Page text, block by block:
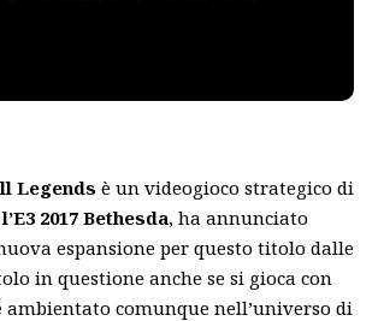
Legendsè un videogioco strategico di
l’E3 2017 Bethesda, ha annunciato
espansione per questo titolo dalle
in questione anche se si gioca con
ambientato comunque nell’universo di